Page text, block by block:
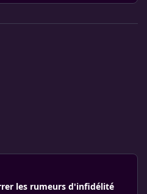
les rumeurs d'infidélité